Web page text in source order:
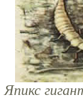
Япикс